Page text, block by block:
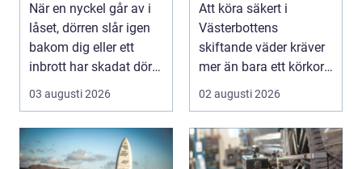
När en nyckel går av i
låset, dörren slår igen
bakom dig eller ett
inbrott har skadat dörr
och karm,...
03 augusti 2026
Att köra säkert i
Västerbottens
skiftande väder kräver
mer än bara ett körkort
och en pålitlig bil. ...
02 augusti 2026